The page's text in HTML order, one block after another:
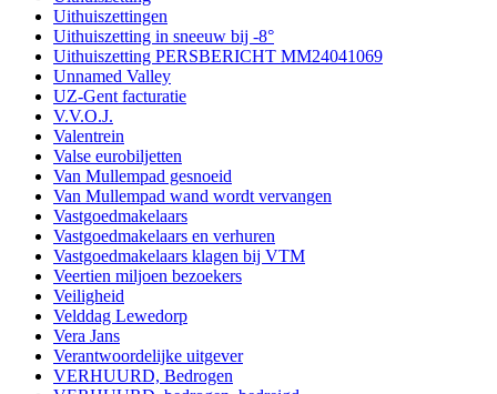
Uithuiszettingen
Uithuiszetting in sneeuw bij -8°
Uithuiszetting PERSBERICHT MM24041069
Unnamed Valley
UZ-Gent facturatie
V.V.O.J.
Valentrein
Valse eurobiljetten
Van Mullempad gesnoeid
Van Mullempad wand wordt vervangen
Vastgoedmakelaars
Vastgoedmakelaars en verhuren
Vastgoedmakelaars klagen bij VTM
Veertien miljoen bezoekers
Veiligheid
Velddag Lewedorp
Vera Jans
Verantwoordelijke uitgever
VERHUURD, Bedrogen